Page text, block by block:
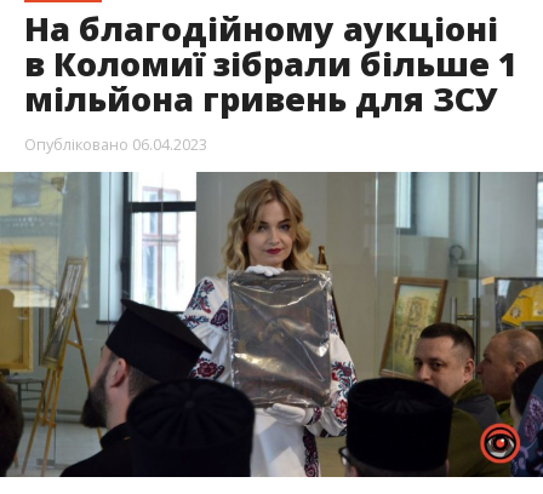
На благодійному аукціоні
в Коломиї зібрали більше 1
мільйона гривень для ЗСУ
Опубліковано 06.04.2023